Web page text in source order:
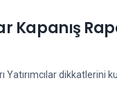
Kapanış
Yatırımcılar